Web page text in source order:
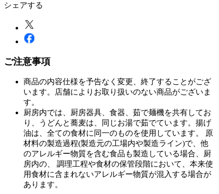
シェアする
ご注意事項
商品の内容仕様を予告なく変更、終了することがござ
います。店舗によりお取り扱いのない商品がございま
す。
厨房内では、厨房器具、食器、茹で麺機を共有してお
り、うどんと蕎麦は、同じお湯で茹でています。揚げ
油は、全ての食材に同一のものを使用しています。 原
材料の製造過程(製造元の工場内や製造ライン)で、他
のアレルギー物質を含む食品も製造している場合、厨
房内の、 調理工程や食材の保管段階において、本来使
用食材に含まれないアレルギー物質が混入する場合が
あります。